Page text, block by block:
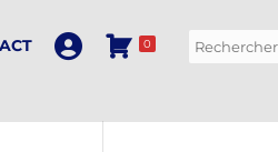
0